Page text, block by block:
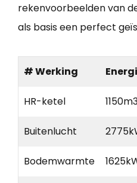
rekenvoorbeelden van
als basis een perfect
# Werking
HR-ketel
Buitenlucht
Bodemwarmte